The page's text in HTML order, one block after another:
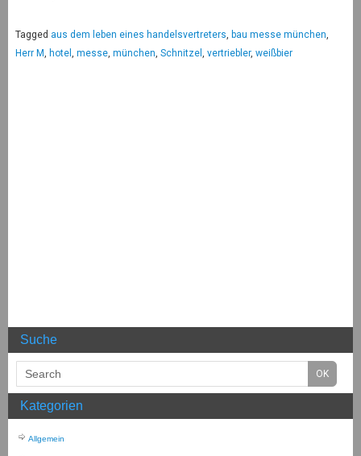
Tagged aus dem leben eines handelsvertreters, bau messe münchen,
Herr M, hotel , messe, münchen, Schnitzel , vertriebler, weißbier
Suche
Kategorien
Allgemein